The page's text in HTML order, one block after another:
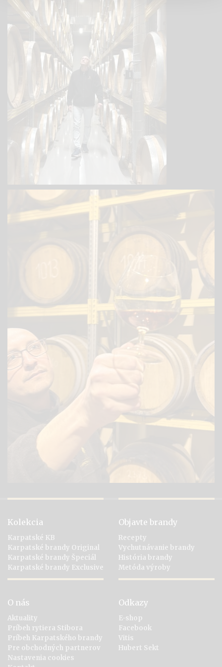
Kolekcia
Karpatské KB
Karpatské brandy Original
Karpatské brandy Špeciál
Karpatské brandy Exclusive
Objavte brandy
Recepty
Vychutnávanie brandy
História brandy
Metóda výroby
O nás
Aktuality
Príbeh rytiera Stibora
Príbeh Karpatského brandy
Pre obchodných partnerov
Nastavenia cookies
Odkazy
E-shop
Facebook
Vitis
Hubert Sekt